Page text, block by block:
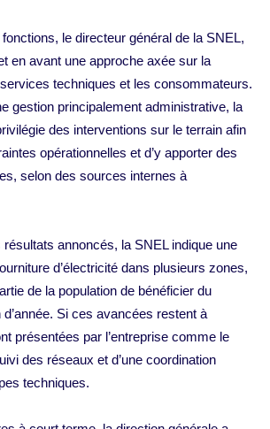
le directeur général de la SNEL,
en avant une approche axée sur la
techniques et les consommateurs.
gestion principalement administrative, la
des interventions sur le terrain afin
opérationnelles et d’y apporter des
selon des sources internes à
annoncés, la SNEL indique une
d’électricité dans plusieurs zones,
de la population de bénéficier du
Si ces avancées restent à
présentées par l’entreprise comme le
des réseaux et d’une coordination
techniques.